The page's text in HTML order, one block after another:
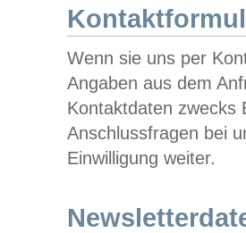
Wenn sie uns per
Angaben aus dem
Kontaktdaten zwecks
Anschlussfragen bei
Einwilligung weiter.